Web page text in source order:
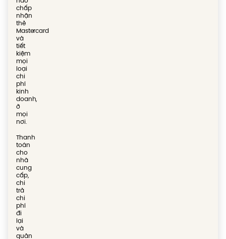
chấp
nhận
thẻ
Mastercard
và
tiết
kiệm
mọi
loại
chi
phí
kinh
doanh,
ở
mọi
nơi.
Thanh
toán
cho
nhà
cung
cấp,
chi
trả
chi
phí
đi
lại
và
quản